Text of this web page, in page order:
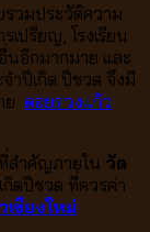
วมประวัติความ
ปรียญ, โรงเรียน
นอีกมากมาย และ
ำปีเกิด ปีชวด จึงมี
ย ดอยดวงแก้ว
สำคัญภายใน วัด
ดปีชวด ที่ควรค่า
เชียงใหม่